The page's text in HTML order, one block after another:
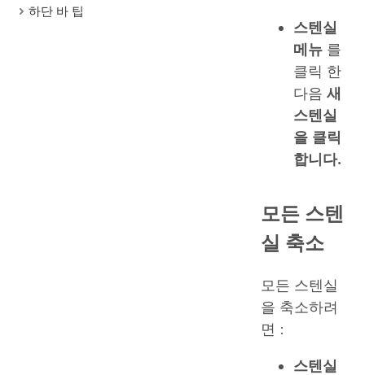
하단 바 팁
스텐실
메뉴 를
클릭 한
다음 새
스텐실
을 클릭
합니다.
모든 스텐
실 축소
모든 스텐실
을 축소하려
면 :
스텐실